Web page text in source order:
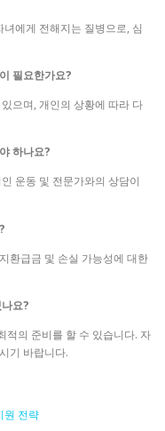
에게 전해지는 질병으로, 심
필요한가요?
으며, 개인의 상황에 따라 다
하나요?
운동 및 전문가와의 상담이
환급금 및 손실 가능성에 대한
요?
적의 준비를 할 수 있습니다. 자
기 바랍니다.
원 전략